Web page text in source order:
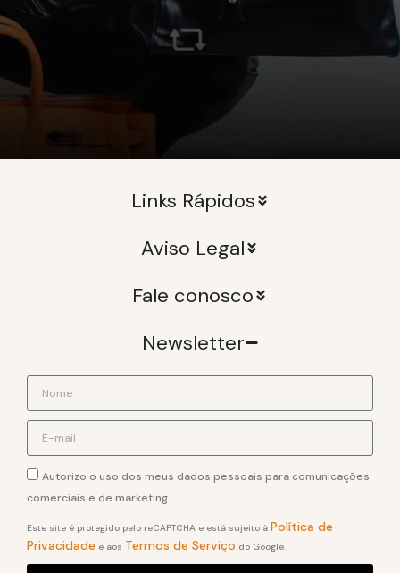
Links Rápidos
Aviso Legal
Fale conosco
Newsletter
Autorizo o uso dos meus dados pessoais para comunicações
comerciais e de marketing.
Este site é protegido pelo reCAPTCHA e está sujeito à Política de
Privacidade e aos Termos de Serviço do Google.